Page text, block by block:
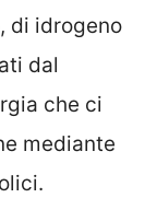
di idrogeno
dal
che ci
mediante